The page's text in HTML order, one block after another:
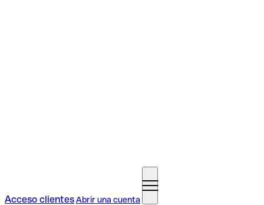
Acceso clientesAbrir una cuenta